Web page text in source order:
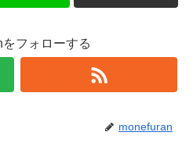
フォローする
monefuran